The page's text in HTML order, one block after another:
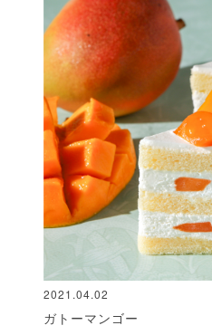
2021.04.02
ガトーマンゴー